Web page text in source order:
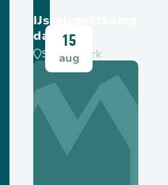
IJsselsportkamp
dag 2
SPOC-park
15
aug
Bekijk deze activiteit